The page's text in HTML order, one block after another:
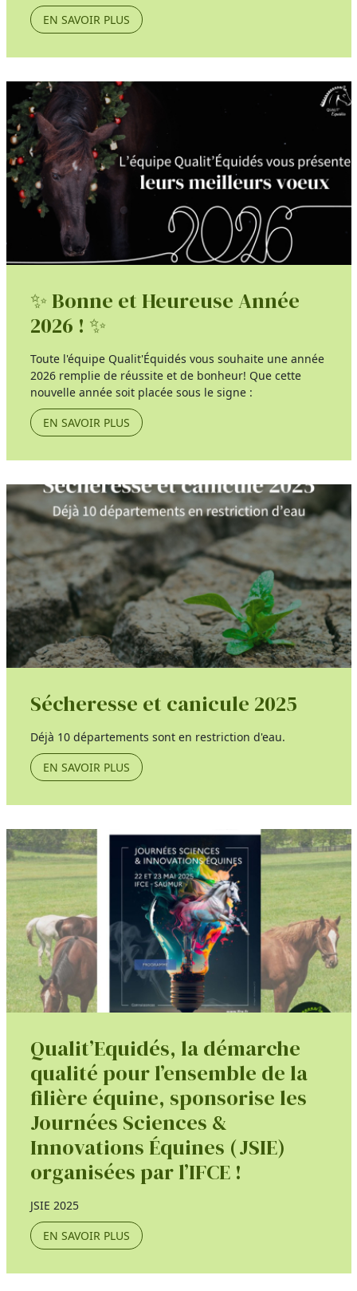
EN SAVOIR PLUS
✨ Bonne et Heureuse Année
2026 ! ✨
Toute l'équipe Qualit'Équidés vous souhaite une année
2026 remplie de réussite et de bonheur! Que cette
nouvelle année soit placée sous le signe :
EN SAVOIR PLUS
Sécheresse et canicule 2025
Déjà 10 départements sont en restriction d'eau.
EN SAVOIR PLUS
Qualit’Equidés, la démarche
qualité pour l’ensemble de la
filière équine, sponsorise les
Journées Sciences &
Innovations Équines (JSIE)
organisées par l’IFCE !
JSIE 2025
EN SAVOIR PLUS